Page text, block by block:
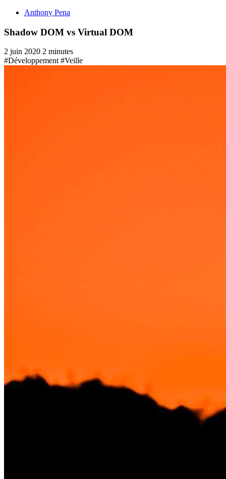
Anthony Pena
Shadow DOM vs Virtual DOM
2 juin 2020 2 minutes
#Développement #Veille